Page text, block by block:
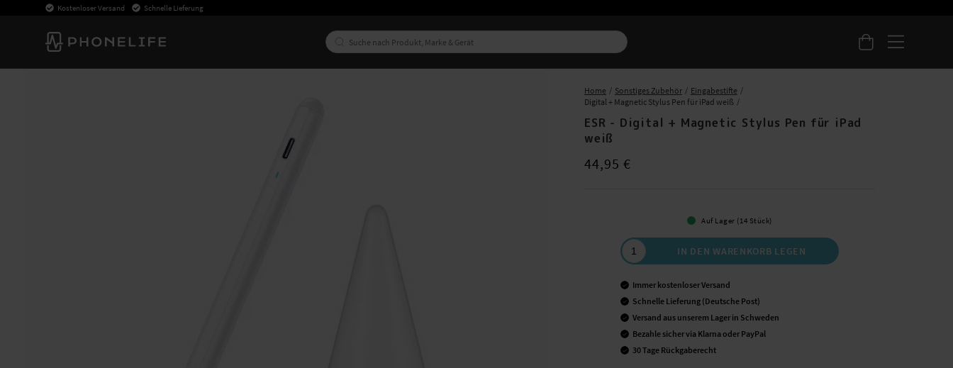
Kostenloser Versand Schnelle Lieferung
Home Sonstiges Zubehör
Eingabestifte
Digital + Magnetic Stylus Pen für iPad weiß
ESR - Digital + Magnetic Stylus Pen für iPad
weiß
Preis:44,95 €
44,95 €
Auf Lager (14 Stück)
IN DEN WARENKORB LEGEN
Immer kostenloser Versand
Schnelle Lieferung (Deutsche Post)
Versand aus unserem Lager in Schweden
Bezahle sicher via Klarna oder PayPal
30 Tage Rückgaberecht